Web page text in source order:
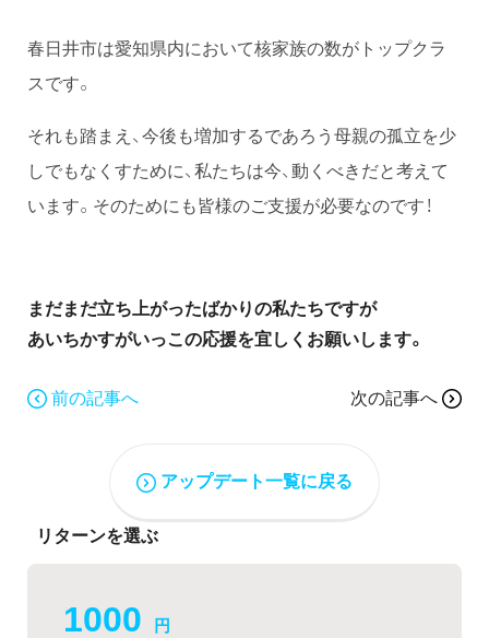
春日井市は愛知県内において核家族の数がトップクラ
スです。
それも踏まえ、今後も増加するであろう母親の孤立を少
しでもなくすために、私たちは今、動くべきだと考えて
います。そのためにも皆様のご支援が必要なのです！
まだまだ立ち上がったばかりの私たちですが
あいちかすがいっこの応援を宜しくお願いします。
前の記事へ 次の記事へ
アップデート一覧に戻る
リターンを選ぶ
1000 円